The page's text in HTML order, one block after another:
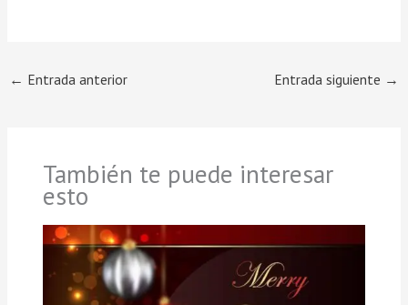
← Entrada anterior Entrada siguiente →
También te puede interesar
esto